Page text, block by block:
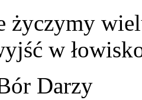
życzymy
w
Darzy